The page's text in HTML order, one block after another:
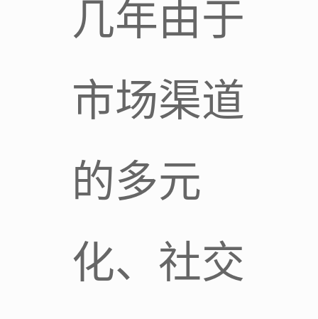
几年由于
市场渠道
的多元
化、社交